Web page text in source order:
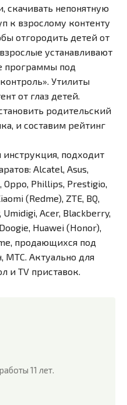
скачивать непонятную
к взрослому контенту
отгородить детей от
устанавливают
программы под
Утилиты
от глаз детей.
родительский
и составим рейтинг
подходит
Alcatel, Asus,
Oppo, Phillips, Prestigio,
(Redme), ZTE, BQ,
Acer, Blackberry,
Huawei (Honor),
продающихся под
МТС. Актуально для
и TV приставок.
11 лет.